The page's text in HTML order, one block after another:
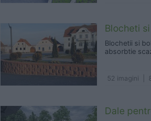
Blocheti
Blochetii si
absorbtie
52 imagini |
Dale